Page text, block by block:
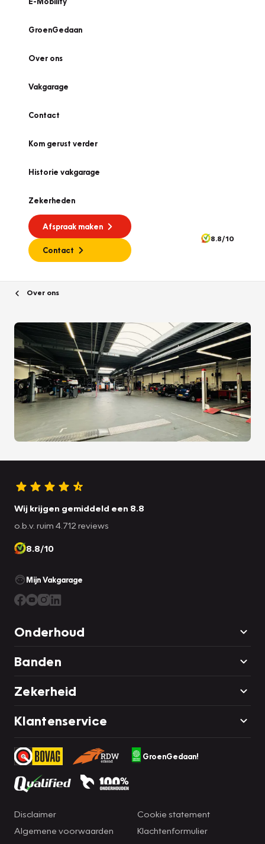
GroenGedaan
Over ons
Vakgarage
Contact
Kom gerust verder
Historie vakgarage
Zekerheden
Afspraak maken
Contact
8.8/10
Over ons
Wij krijgen gemiddeld een 8.8
o.b.v. ruim 4.712 reviews
8.8/10
Mijn Vakgarage
Onderhoud
Banden
Zekerheid
Klantenservice
GroenGedaan!
Disclaimer
Algemene voorwaarden
Cookie statement
Klachtenformulier